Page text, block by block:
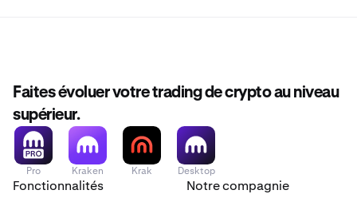
Faites évoluer votre trading de crypto au niveau
supérieur.
Pro Kraken Krak Desktop
Fonctionnalités Notre compagnie